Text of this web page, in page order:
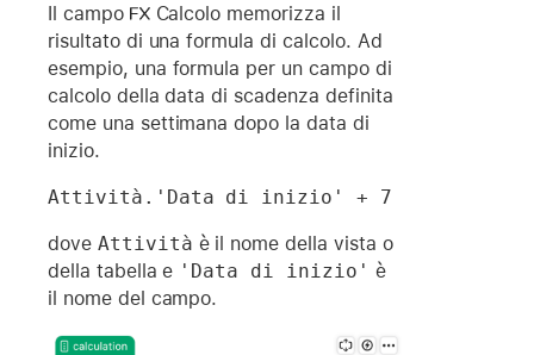
Il campo Calcolo memorizza il
risultato di una formula di calcolo. Ad
esempio, una formula per un campo di
calcolo della data di scadenza definita
come una settimana dopo la data di
inizio.
Attività.'Data di inizio' + 7
dove Attività è il nome della vista o
della tabella e 'Data di inizio' è
il nome del campo.